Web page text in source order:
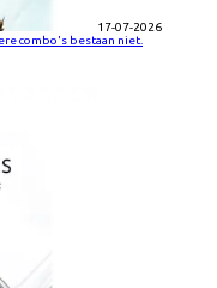
17-07-2026
combo's bestaan niet.